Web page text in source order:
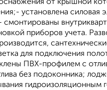
от крышной
установлена силовая
приборов учета.
для подключения
ПВХ-профилем с
без подоконника;
гидроизоляционным